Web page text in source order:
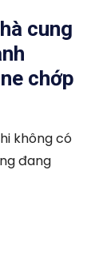
cung
chớp
không có
đang